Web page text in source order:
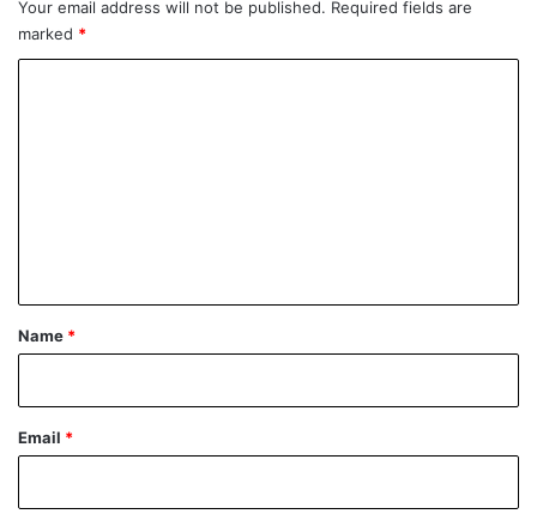
i
e
Your email address will not be published. Required fields are
marked *
*
Name *
Email *